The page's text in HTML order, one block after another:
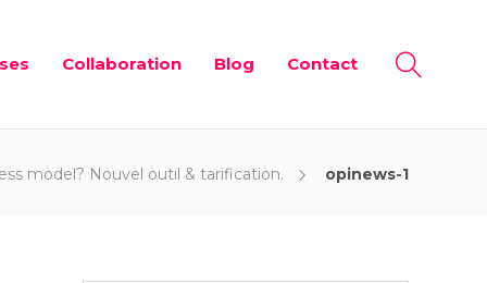
Collaboration Blog Contact
model? Nouvel outil & tarification. opinews-1